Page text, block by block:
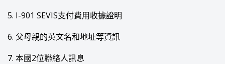
5. I-901 SEVIS支付費用收據證明
6. 父母親的英文名和地址等資訊
7. 本國2位聯絡人訊息